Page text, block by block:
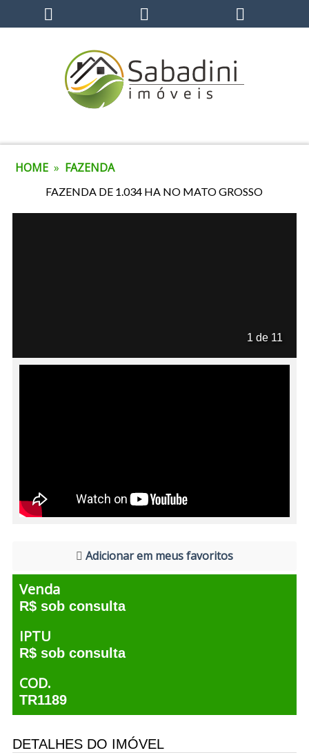
HOME » FAZENDA
FAZENDA DE 1.034 HA NO MATO GROSSO
1 de 11
Adicionar em meus favoritos
Venda
R$ sob consulta
IPTU
R$ sob consulta
COD.
TR1189
DETALHES DO IMÓVEL